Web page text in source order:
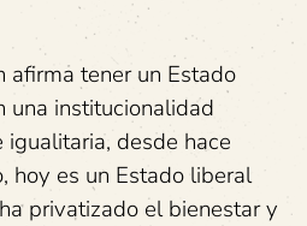
afirma tener un Estado
una institucionalidad
desde hace
hoy es un Estado liberal
privatizado el bienestar y